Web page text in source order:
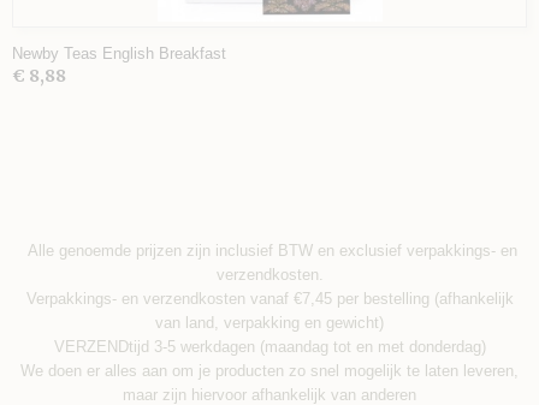
Newby Teas English Breakfast
€ 8,88
Alle genoemde prijzen zijn inclusief BTW en exclusief verpakkings- en
verzendkosten.
Verpakkings- en verzendkosten vanaf €7,45 per bestelling (afhankelijk
van land, verpakking en gewicht)
VERZENDtijd 3-5 werkdagen (maandag tot en met donderdag)
We doen er alles aan om je producten zo snel mogelijk te laten leveren,
maar zijn hiervoor afhankelijk van anderen